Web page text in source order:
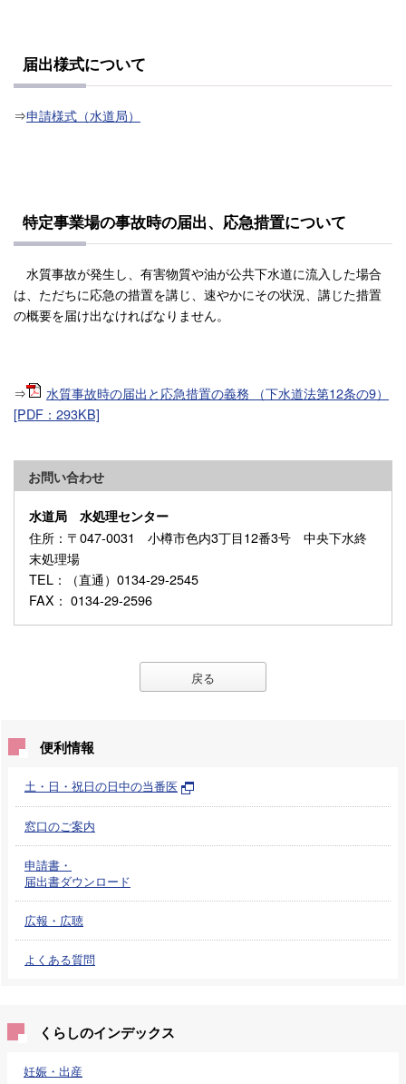
届出様式について
⇒申請様式（水道局）
特定事業場の事故時の届出、応急措置について
水質事故が発生し、有害物質や油が公共下水道に流入した場合
は、ただちに応急の措置を講じ、速やかにその状況、講じた措置
の概要を届け出なければなりません。
⇒
水質事故時の届出と応急措置の義務 （下水道法第12条の9）
[PDF：293KB]
お問い合わせ
水道局 水処理センター
住所 ：〒047-0031 小樽市色内3丁目12番3号 中央下水終
末処理場
TEL ：（直通）0134-29-2545
FAX ： 0134-29-2596
戻る
便利情報
土・日・祝日の日中の当番医
窓口のご案内
申請書・
届出書ダウンロード
広報・広聴
よくある質問
くらしのインデックス
妊娠・出産